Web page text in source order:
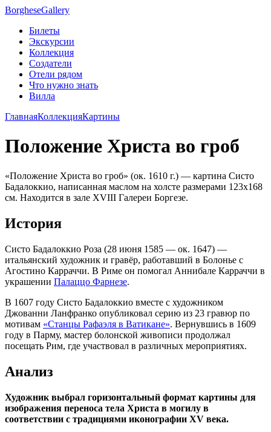
BorgheseGallery
Билеты
Экскурсии
Коллекция
Создатели
Отели рядом
Что нужно знать
Вилла
ГлавнаяКоллекцияКартины
Положение Христа во гроб
«Положение Христа во гроб» (ок. 1610 г.) — картина Систо
Бадалоккио, написанная маслом на холсте размерами 123х168
см. Находится в зале XVIII Галереи Боргезе.
История
Систо Бадалоккио Роза (28 июня 1585 — ок. 1647) —
итальянский художник и гравёр, работавший в Болонье с
Агостино Карраччи. В Риме он помогал Аннибале Карраччи в
украшении Палаццо Фарнезе.
В 1607 году Систо Бадалоккио вместе с художником
Джованни Ланфранко опубликовал серию из 23 гравюр по
мотивам «Станцы Рафаэля в Ватикане». Вернувшись в 1609
году в Парму, мастер болонской живописи продолжал
посещать Рим, где участвовал в различных мероприятиях.
Анализ
Художник выбрал горизонтальный формат картины для
изображения переноса тела Христа в могилу в
соответствии с традициями иконографии XV века.